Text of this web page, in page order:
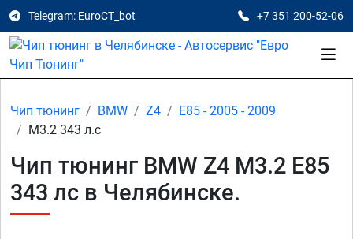
Telegram: EuroCT_bot +7 351 200-52-06
Чип тюнинг BMW Z4
E85 - 2005 - 2009
M3.2 343 л.с
Чип тюнинг BMW Z4 M3.2 E85
343 лс в Челябинске.